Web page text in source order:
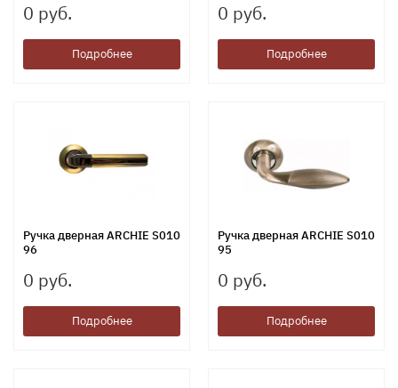
0 руб.
Подробнее
0 руб.
Подробнее
Ручка дверная ARCHIE S010
96
0 руб.
Подробнее
Ручка дверная ARCHIE S010
95
0 руб.
Подробнее